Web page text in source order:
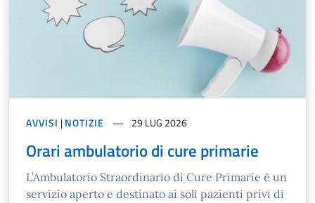
AVVISI |NOTIZIE 29 LUG 2026
Orari ambulatorio di cure primarie
L’Ambulatorio Straordinario di Cure Primarie è un
servizio aperto e destinato ai soli pazienti privi di